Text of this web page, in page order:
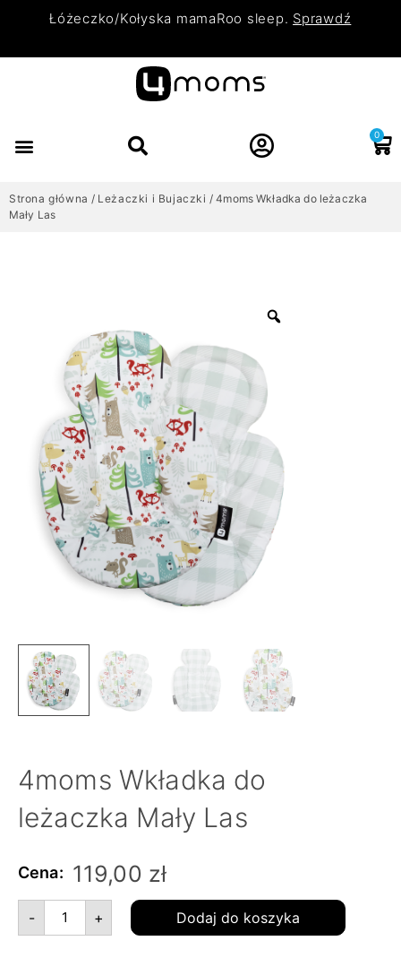
Łóżeczko/Kołyska mamaRoo sleep. Sprawdź
0
Strona główna / Leżaczki i Bujaczki / 4moms Wkładka do leżaczka
Mały Las
4moms Wkładka do
leżaczka Mały Las
Cena: 119,00 zł
- + Dodaj do koszyka